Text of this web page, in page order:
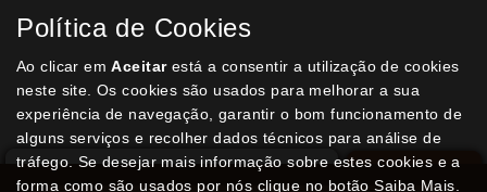
todas as oportunidades que temos para
lhe oferecer!
SUBSCREVER
Política de Cookies
Ao clicar emAceitarestá a consentir a utilização de cookies
neste site. Os cookies são usados para melhorar a sua
experiência de navegação, garantir o bom funcionamento de
alguns serviços e recolher dados técnicos para análise de
tráfego. Se desejar mais informação sobre estes cookies e a
forma como são usados por nós clique no botão Saiba Mais.